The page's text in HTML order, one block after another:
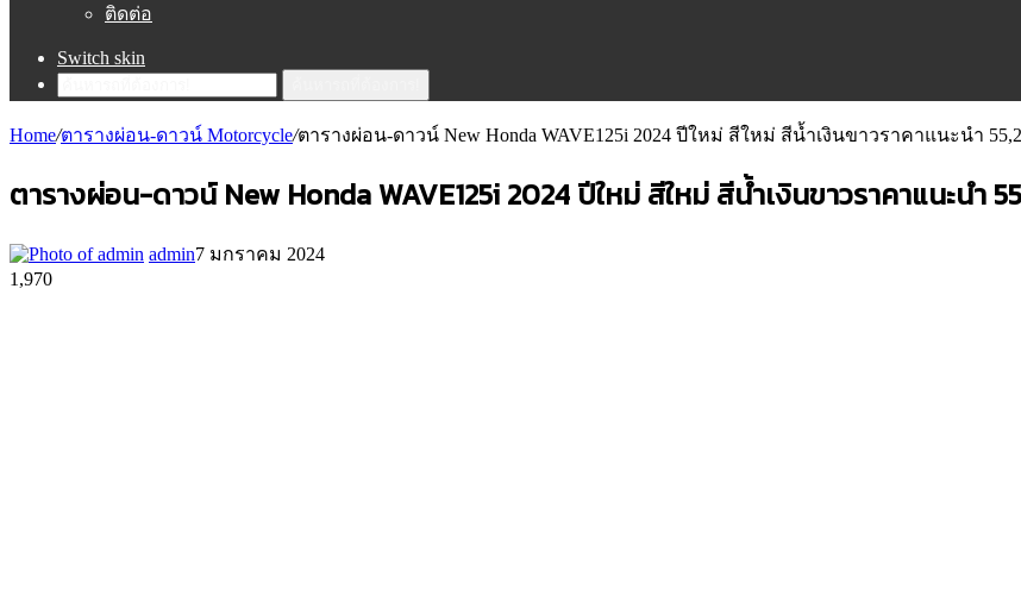
ติดต่อ
Switch skin
Home/ตารางผ่อน-ดาวน์ Motorcycle/ตารางผ่อน-ดาวน์ New Honda WAVE125i 2024 ปีใหม่ สีใหม่ สีน้ำเงินขาวราคาแนะนำ
ตารางผ่อน-ดาวน์ New Honda WAVE125i 2024 ปีใหม่ สีใหม่ สีน้ำเงินขาวราคาแนะนำ
admin7 มกราคม 2024
1,970